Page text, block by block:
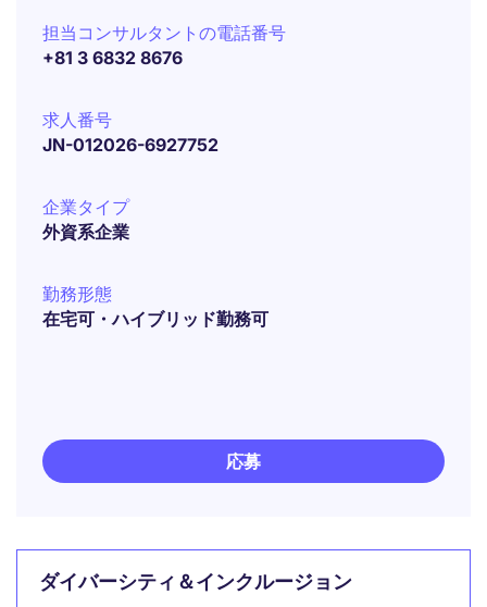
担当コンサルタントの電話番号
+81 3 6832 8676
求人番号
JN-012026-6927752
企業タイプ
外資系企業
勤務形態
在宅可・ハイブリッド勤務可
応募
ダイバーシティ＆インクルージョン